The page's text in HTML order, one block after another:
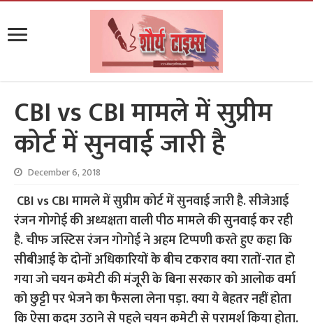
CBI vs CBI मामले में सुप्रीम
कोर्ट में सुनवाई जारी है
December 6, 2018
CBI vs CBI मामले में सुप्रीम कोर्ट में सुनवाई जारी है. सीजेआई
रंजन गोगोई की अध्यक्षता वाली पीठ मामले की सुनवाई कर रही
है. चीफ जस्टिस रंजन गोगोई ने अहम टिप्पणी करते हुए कहा कि
सीबीआई के दोनों अधिकारियों के बीच टकराव क्या रातों-रात हो
गया जो चयन कमेटी की मंजूरी के बिना सरकार को आलोक वर्मा
को छुट्टी पर भेजने का फैसला लेना पड़ा. क्या ये बेहतर नहीं होता
कि ऐसा कदम उठाने से पहले चयन कमेटी से परामर्श किया होता.